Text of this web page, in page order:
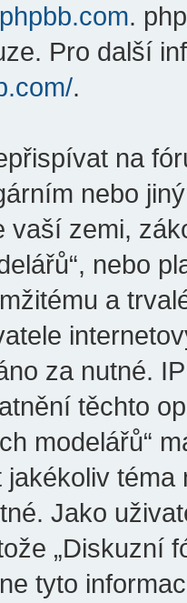
.
Pro další
.
na
nebo
vaší zemi,
nebo
a
za nutné.
těchto
modelářů“
jakékoliv
Jako
„Diskuzní
tyto